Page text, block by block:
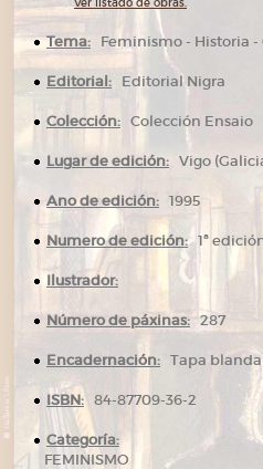
Tema: Feminismo -
Editorial: Editorial Nigra
Colección: Colección Ensaio
Lugar de edición: Vigo
Ano de edición: 1995
Numero de edición:1ª
Ilustrador:
Número de páxinas: 287
Encadernación: Tapa
ISBN:84-87709-36-2
Categoría:
FEMINISMO